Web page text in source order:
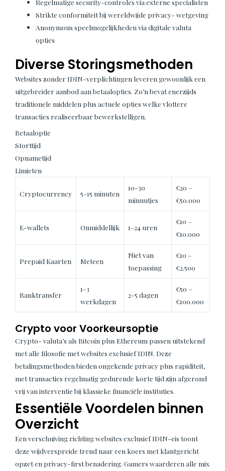
Regelmatige security-controles via externe specialisten
Strikte conformiteit bij wereldwijde privacy- wetgeving
Anonymous speelmogelijkheden via digitale valuta
opties
Diverse Storingsmethoden
Websites zonder IDIN-verplichtingen leveren gewoonlijk een
uitgebreider aanbod aan betaalopties. Zo’n bevat enerzijds
traditionele middelen plus actuele opties welke vlottere
transacties realiseerbaar bewerkstelligen.
Betaaloptie
Storttijd
Opnametijd
Limieten
Cryptocurrency 5-15 minuten
10-30
minuutjes
€20 –
€50.000
E-wallets Onmiddellijk 1-24 uren
€10 –
€10.000
Prepaid Kaarten Meteen
Niet van
toepassing
€10 –
€2.500
Banktransfer
1-3
werkdagen
2-5 dagen
€50 –
€100.000
Crypto voor Voorkeursoptie
Crypto- valuta’s als Bitcoin plus Ethereum passen uitstekend
met alle filosofie met websites exclusief IDIN. Deze
betalingsmethoden bieden ongekende privacy plus rapiditeit,
met transacties regelmatig gedurende korte tijd zijn afgerond
vrij van interventie bij klassieke financiële instituties.
Essentiële Voordelen binnen
Overzicht
Een verschuiving richting websites exclusief IDIN-eis toont
deze wijdverspreide trend naar een koers met klantgericht
opzet en privacy-first benadering. Gamers waarderen alle mix